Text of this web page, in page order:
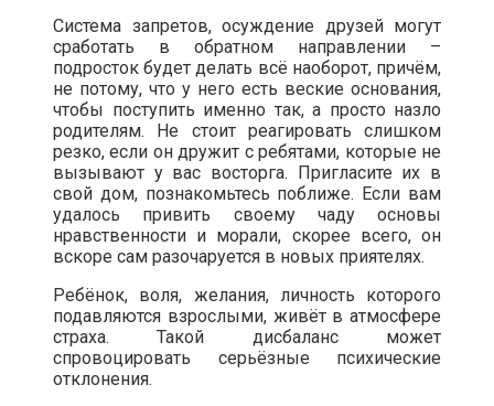
Система запретов, осуждение друзей могут
сработать в обратном направлении –
подросток будет делать всё наоборот, причём,
не потому, что у него есть веские основания,
чтобы поступить именно так, а просто назло
родителям. Не стоит реагировать слишком
резко, если он дружит с ребятами, которые не
вызывают у вас восторга. Пригласите их в
свой дом, познакомьтесь поближе. Если вам
удалось привить своему чаду основы
нравственности и морали, скорее всего, он
вскоре сам разочаруется в новых приятелях.
Ребёнок, воля, желания, личность которого
подавляются взрослыми, живёт в атмосфере
страха. Такой дисбаланс может
спровоцировать серьёзные психические
отклонения.